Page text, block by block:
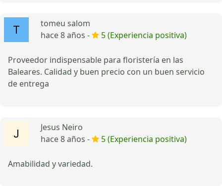
tomeu salom
hace 8 años -
5 (Experiencia positiva)
Proveedor indispensable para floristería en las
Baleares. Calidad y buen precio con un buen servicio
de entrega
Jesus Neiro
hace 8 años -
5 (Experiencia positiva)
Amabilidad y variedad.